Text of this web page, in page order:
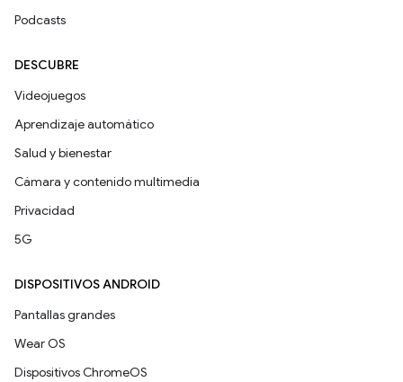
Podcasts
DESCUBRE
Videojuegos
Aprendizaje automático
Salud y bienestar
Cámara y contenido multimedia
Privacidad
5G
DISPOSITIVOS ANDROID
Pantallas grandes
Wear OS
Dispositivos ChromeOS